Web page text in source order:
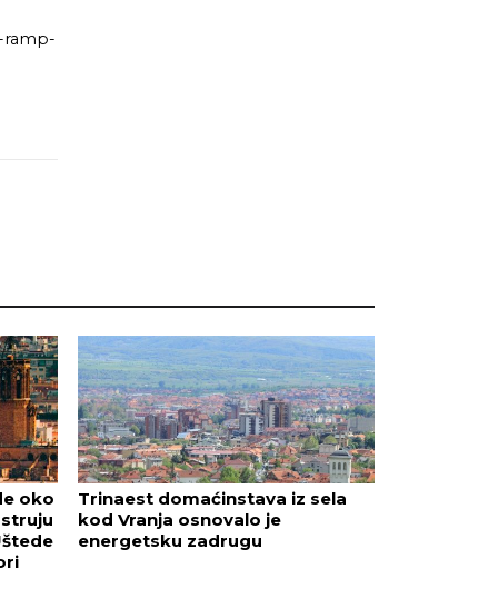
ramp-
oko
Trinaest domaćinstava iz sela
kod Vranja osnovalo je
energetsku zadrugu